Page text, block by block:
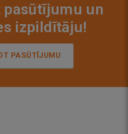
pasūtījumu un
izpildītāju!
PASŪTĪJUMU